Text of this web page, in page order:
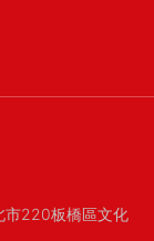
市220板橋區文化